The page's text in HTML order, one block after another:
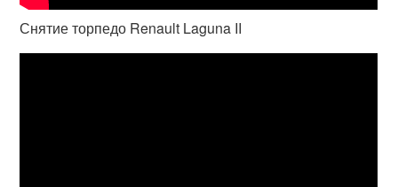
Снятие торпедо Renault Laguna II